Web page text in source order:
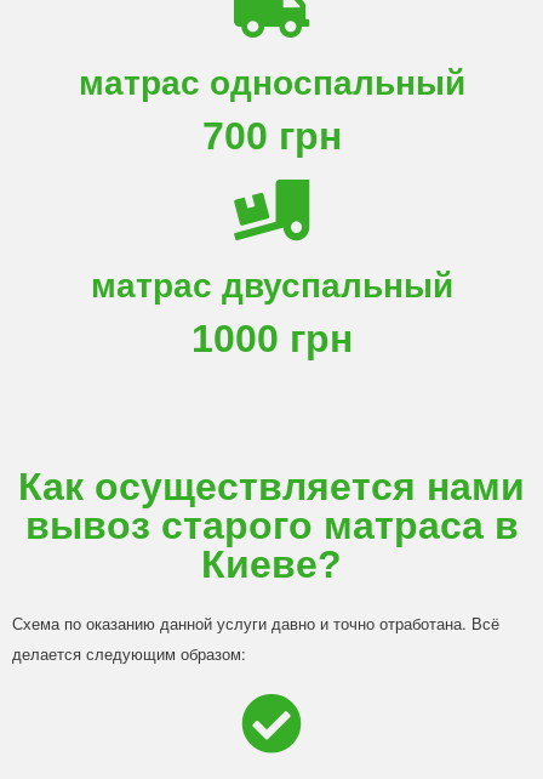
матрас односпальный
700 грн
матрас двуспальный
1000 грн
Как осуществляется нами
вывоз старого матраса в
Киеве?
Схема по оказанию данной услуги давно и точно отработана. Всё
делается следующим образом: